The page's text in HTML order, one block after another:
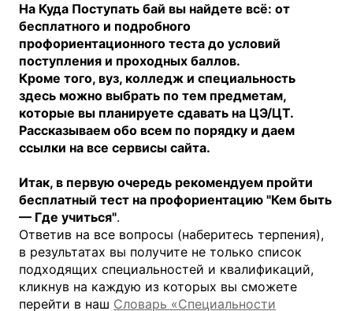
На Куда Поступать бай вы найдете всё: от
бесплатного и подробного
профориентационного теста до условий
поступления и проходных баллов.
Кроме того, вуз, колледж и специальность
здесь можно выбрать по тем предметам,
которые вы планируете сдавать на ЦЭ/ЦТ.
Рассказываем обо всем по порядку и даем
ссылки на все сервисы сайта.
Итак, в первую очередь рекомендуем пройти
бесплатный тест на профориентацию "Кем быть
— Где учиться".
Ответив на все вопросы (наберитесь терпения),
в результатах вы получите не только список
подходящих специальностей и квалификаций,
кликнув на каждую из которых вы сможете
перейти в наш Словарь «Специальности